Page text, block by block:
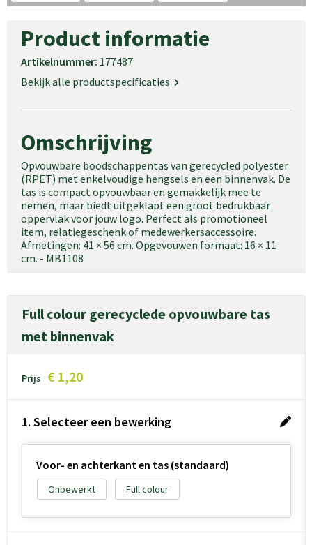
Schoudertassen
Goodiebags
Waterbestendige tassen
Product informatie
Artikelnummer: 177487
Bekijk alle productspecificaties
Omschrijving
Opvouwbare boodschappentas van gerecycled polyester
(RPET) met enkelvoudige hengsels en een binnenvak. De
tas is compact opvouwbaar en gemakkelijk mee te
nemen, maar biedt uitgeklapt een groot bedrukbaar
oppervlak voor jouw logo. Perfect als promotioneel
item, relatiegeschenk of medewerkersaccessoire.
Afmetingen: 41 × 56 cm. Opgevouwen formaat: 16 × 11
cm. - MB1108
Full colour gerecyclede opvouwbare tas
met binnenvak
Prijs € 1,20
1. Selecteer een bewerking
Voor- en achterkant en tas (standaard)
Onbewerkt Full colour